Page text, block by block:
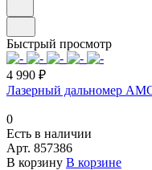
Быстрый просмотр
4 990 ₽
Лазерный дальномер
0
Есть в наличии
Арт. 857386
В корзину В корзине